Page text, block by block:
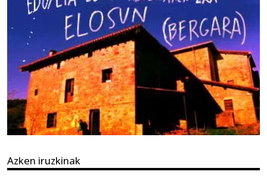
Azken iruzkinak